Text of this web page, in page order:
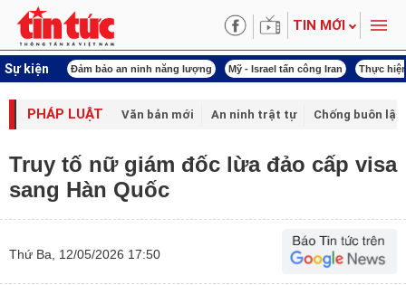
TIN MỚI
Sự kiện
khóa XVI Đảm bảo an ninh năng lượng Mỹ - Israel tấn công Iran Thực
PHÁP LUẬT Văn bản mới An ninh trật tự Chống buôn
Truy tố nữ giám đốc lừa đảo cấp visa
sang Hàn Quốc
Thứ Ba, 12/05/2026 17:50